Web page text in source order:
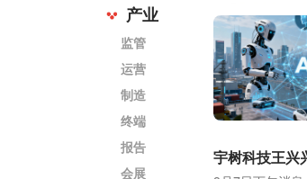
产业
监管
运营
制造
终端
报告
会展
宇树科技王兴